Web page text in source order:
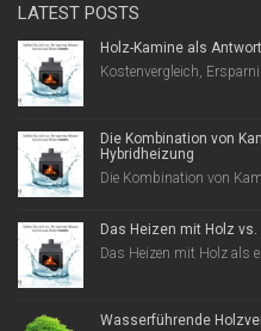
LATEST POSTS
Holz-Kamine als
Kostenvergleich,
Die Kombination von
Hybridheizung
Die Kombination von
Das Heizen mit Holz
Das Heizen mit Holz als
Wasserführende